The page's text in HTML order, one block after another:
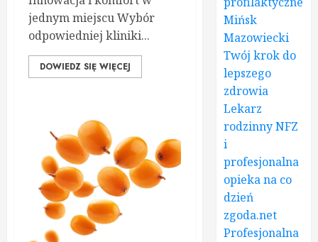
jednym miejscu Wybór
odpowiedniej kliniki...
DOWIEDZ SIĘ WIĘCEJ
Mińsk
Mazowiecki
Twój krok do
lepszego
zdrowia
Lekarz
rodzinny NFZ
i
profesjonalna
opieka na co
dzień
zgoda.net
Profesjonalna